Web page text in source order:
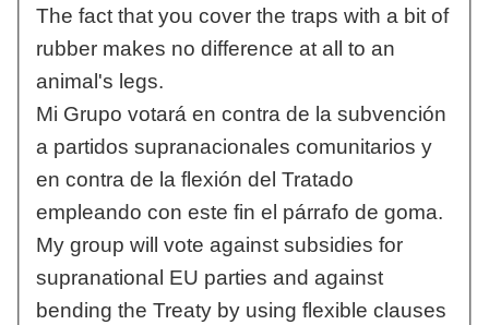
The fact that you cover the traps with a bit of
rubber makes no difference at all to an
animal's legs.
Mi Grupo votará en contra de la subvención
a partidos supranacionales comunitarios y
en contra de la flexión del Tratado
empleando con este fin el párrafo de goma.
My group will vote against subsidies for
supranational EU parties and against
bending the Treaty by using flexible clauses